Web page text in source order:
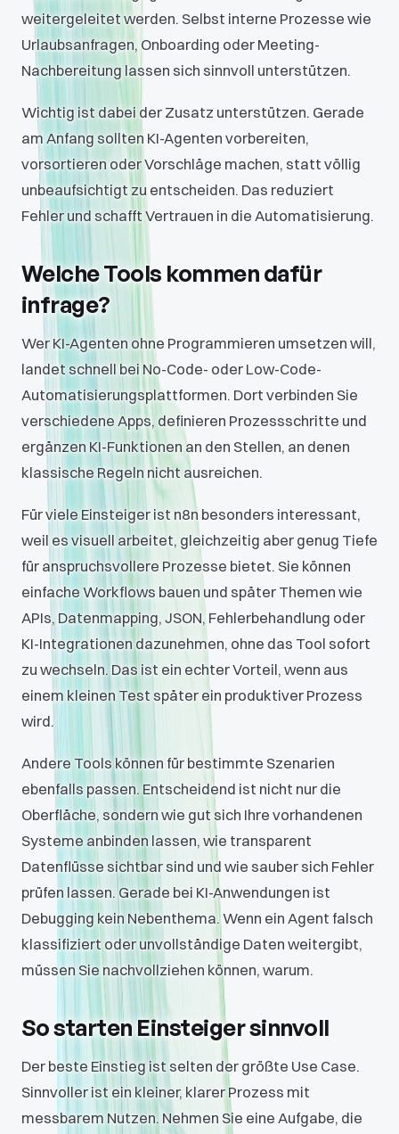
weitergeleitet werden. Selbst interne Prozesse wie
Urlaubsanfragen, Onboarding oder Meeting-
Nachbereitung lassen sich sinnvoll unterstützen.
Wichtig ist dabei der Zusatz unterstützen. Gerade
am Anfang sollten KI-Agenten vorbereiten,
vorsortieren oder Vorschläge machen, statt völlig
unbeaufsichtigt zu entscheiden. Das reduziert
Fehler und schafft Vertrauen in die Automatisierung.
Welche Tools kommen dafür
infrage?
Wer KI-Agenten ohne Programmieren umsetzen will,
landet schnell bei No-Code- oder Low-Code-
Automatisierungsplattformen. Dort verbinden Sie
verschiedene Apps, definieren Prozessschritte und
ergänzen KI-Funktionen an den Stellen, an denen
klassische Regeln nicht ausreichen.
Für viele Einsteiger ist n8n besonders interessant,
weil es visuell arbeitet, gleichzeitig aber genug Tiefe
für anspruchsvollere Prozesse bietet. Sie können
einfache Workflows bauen und später Themen wie
APIs, Datenmapping, JSON, Fehlerbehandlung oder
KI-Integrationen dazunehmen, ohne das Tool sofort
zu wechseln. Das ist ein echter Vorteil, wenn aus
einem kleinen Test später ein produktiver Prozess
wird.
Andere Tools können für bestimmte Szenarien
ebenfalls passen. Entscheidend ist nicht nur die
Oberfläche, sondern wie gut sich Ihre vorhandenen
Systeme anbinden lassen, wie transparent
Datenflüsse sichtbar sind und wie sauber sich Fehler
prüfen lassen. Gerade bei KI-Anwendungen ist
Debugging kein Nebenthema. Wenn ein Agent falsch
klassifiziert oder unvollständige Daten weitergibt,
müssen Sie nachvollziehen können, warum.
So starten Einsteiger sinnvoll
Der beste Einstieg ist selten der größte Use Case.
Sinnvoller ist ein kleiner, klarer Prozess mit
messbarem Nutzen. Nehmen Sie eine Aufgabe, die